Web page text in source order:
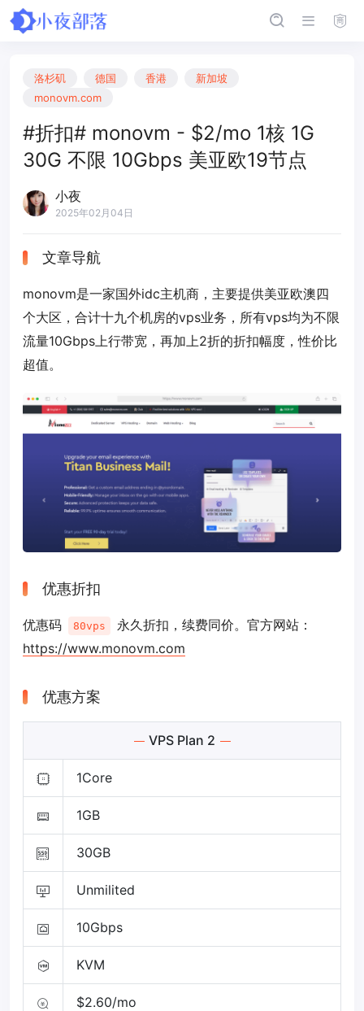
洛杉矶 德国 香港
新加坡
monovm.com
#折扣# monovm - $2/mo 1核 1G
30G 不限 10Gbps 美亚欧19节点
小夜
2025年02月04日
文章导航
monovm是一家国外idc主机商，主要提供美亚欧澳四
个大区，合计十九个机房的vps业务，所有vps均为不限
流量10Gbps上行带宽，再加上2折的折扣幅度，性价比
超值。
优惠折扣
优惠码 80vps
永久折扣，续费同价。官方网站：
https://www.monovm.com
优惠方案
VPS Plan 2
1Core
1GB
30GB
Unmilited
10Gbps
KVM
$2.60/mo